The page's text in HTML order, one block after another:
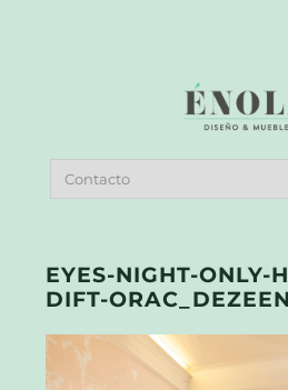
EYES-NIGHT-ONLY-
DIFT-